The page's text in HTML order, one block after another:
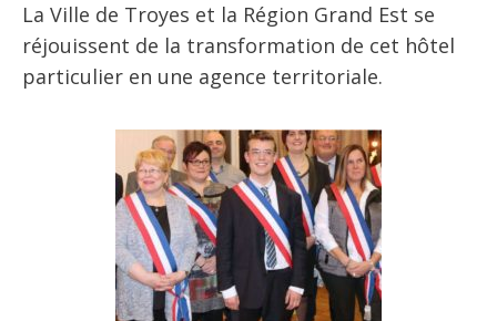
La Ville de Troyes et la Région Grand Est se
réjouissent de la transformation de cet hôtel
particulier en une agence territoriale.